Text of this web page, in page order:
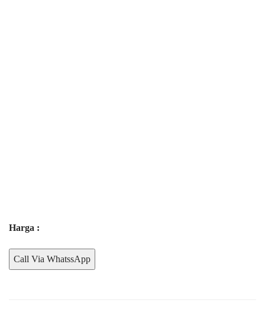
Harga :
Call Via WhatssApp